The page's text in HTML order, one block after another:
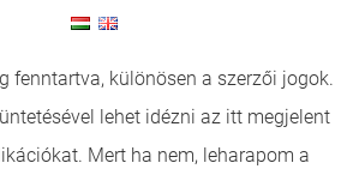
fenntartva, különösen a szerzői jogok.
lehet idézni az itt megjelent
Mert ha nem, leharapom a